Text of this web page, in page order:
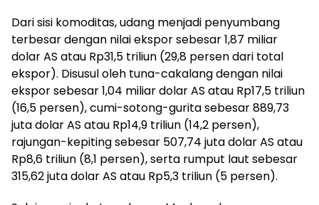
Dari sisi komoditas, udang menjadi penyumbang
terbesar dengan nilai ekspor sebesar 1,87 miliar
dolar AS atau Rp31,5 triliun (29,8 persen dari total
ekspor). Disusul oleh tuna-cakalang dengan nilai
ekspor sebesar 1,04 miliar dolar AS atau Rp17,5 triliun
(16,5 persen), cumi-sotong-gurita sebesar 889,73
juta dolar AS atau Rp14,9 triliun (14,2 persen),
rajungan-kepiting sebesar 507,74 juta dolar AS atau
Rp8,6 triliun (8,1 persen), serta rumput laut sebesar
315,62 juta dolar AS atau Rp5,3 triliun (5 persen).